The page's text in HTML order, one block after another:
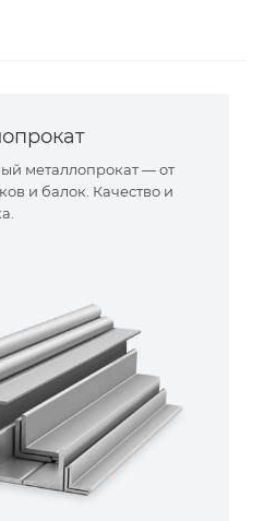
металлопрокат — от
и балок. Качество и